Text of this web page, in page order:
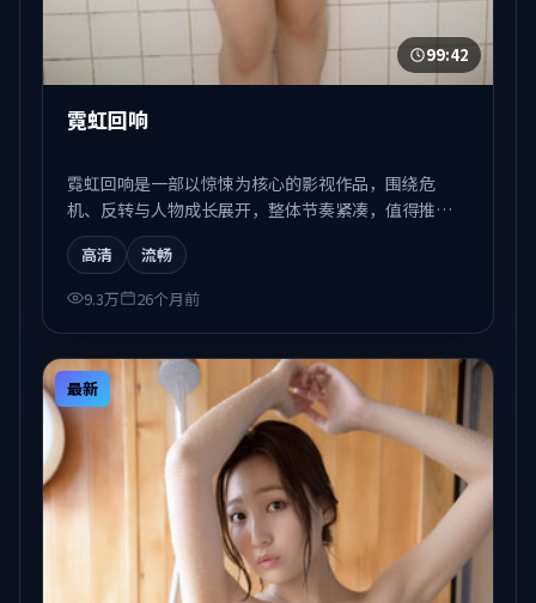
99:42
霓虹回响
霓虹回响是一部以惊悚为核心的影视作品，围绕危
机、反转与人物成长展开，整体节奏紧凑，值得推荐
观看。
高清
流畅
9.3万
26个月前
最新